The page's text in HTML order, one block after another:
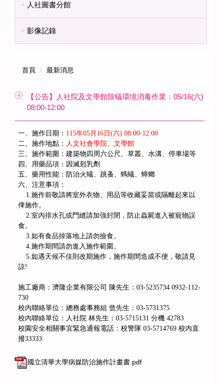
人社圖書分館
影像記錄
首頁 最新消息
【公告】人社院及文學館除蟻環境消毒作業：05/16(六)
08:00-12:00
一、施作日期： 115年05月16日(六) 08:00-12:00
二、施作地點： 人文社會學院、文學館
三、施作範圍：建築物四周六公尺、草叢、水溝、停車場等
四、用藥品項：因滅剋乳劑
五、藥用性能：防治火蟻、跳蚤、螞蟻、蟑螂
六、注意事項：
1.施作前敬請將室外衣物、用品等收藏妥當或隔離起來以
俾施作。
2.室內排水孔或門縫請加強封閉，防止蟲屍進入被寵物誤
食。
3.如有食品掉落地上請勿撿食。
4.施作期間請勿進入施作範圍。
5.如遇天候不佳則改期施作，施作期間造成不便，敬請見
諒!
施工廠商：濟隆企業有限公司 陳先生：03-5235734 0932-112-
730
校內聯絡單位：總務處事務組 曾先生：03-5731375
校內聯絡單位：人社院 林先生：03-5715131 分機 42783
校園安全相關事宜緊急通報電話：校警隊 03‐5714769 校內直
撥33333
國立清華大學病媒防治施作計畫書.pdf